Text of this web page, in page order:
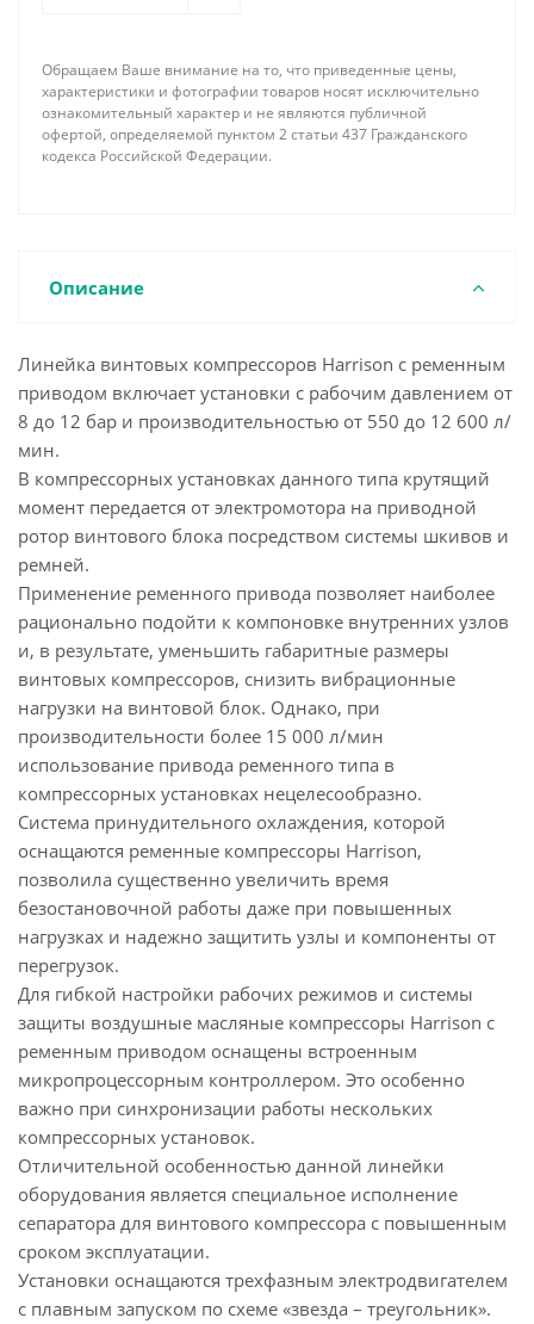
Обращаем Ваше внимание на то, что приведенные цены,
характеристики и фотографии товаров носят исключительно
ознакомительный характер и не являются публичной
офертой, определяемой пунктом 2 статьи 437 Гражданского
кодекса Российской Федерации.
Описание
Линейка винтовых компрессоров Harrison с ременным
приводом включает установки с рабочим давлением от
8 до 12 бар и производительностью от 550 до 12 600 л/
мин.
В компрессорных установках данного типа крутящий
момент передается от электромотора на приводной
ротор винтового блока посредством системы шкивов и
ремней.
Применение ременного привода позволяет наиболее
рационально подойти к компоновке внутренних узлов
и, в результате, уменьшить габаритные размеры
винтовых компрессоров, снизить вибрационные
нагрузки на винтовой блок. Однако, при
производительности более 15 000 л/мин
использование привода ременного типа в
компрессорных установках нецелесообразно.
Система принудительного охлаждения, которой
оснащаются ременные компрессоры Harrison,
позволила существенно увеличить время
безостановочной работы даже при повышенных
нагрузках и надежно защитить узлы и компоненты от
перегрузок.
Для гибкой настройки рабочих режимов и системы
защиты воздушные масляные компрессоры Harrison с
ременным приводом оснащены встроенным
микропроцессорным контроллером. Это особенно
важно при синхронизации работы нескольких
компрессорных установок.
Отличительной особенностью данной линейки
оборудования является специальное исполнение
сепаратора для винтового компрессора с повышенным
сроком эксплуатации.
Установки оснащаются трехфазным электродвигателем
с плавным запуском по схеме «звезда – треугольник».